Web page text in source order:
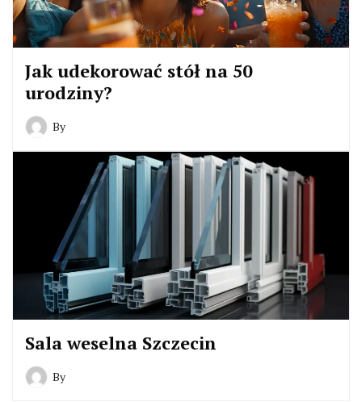
Jak udekorować stół na 50
urodziny?
By
Sala weselna Szczecin
By